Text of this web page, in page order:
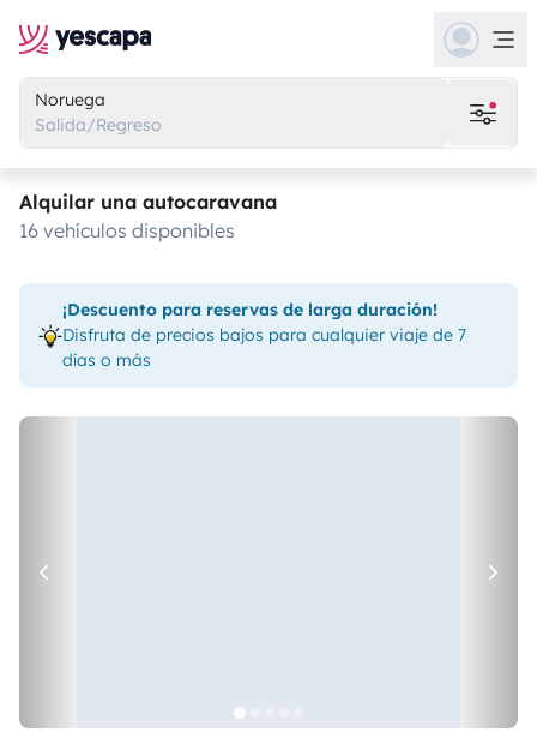
Noruega
Salida/Regreso
Alquilar una autocaravana
16 vehículos disponibles
¡Descuento para reservas de larga duración!
Disfruta de precios bajos para cualquier viaje de 7
días o más